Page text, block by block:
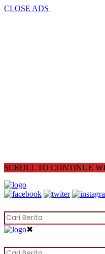
CLOSE ADS
SCROLL TO CONTINUE
✖